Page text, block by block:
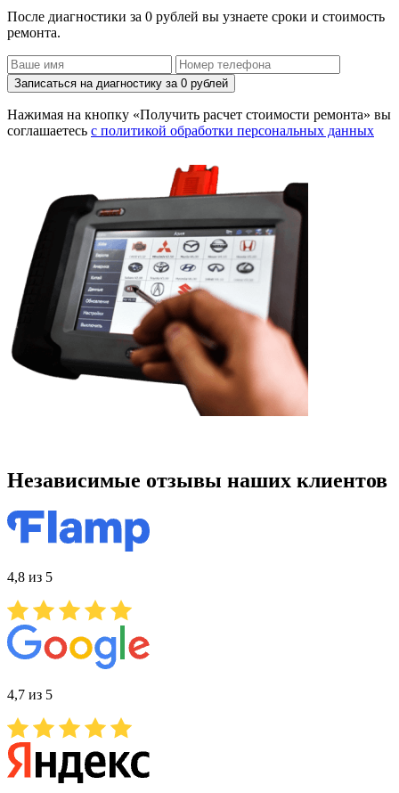
После диагностики за 0 рублей вы узнаете сроки и стоимость
ремонта.
Записаться на диагностику за 0 рублей
Нажимая на кнопку «Получить расчет стоимости ремонта» вы
соглашаетесь с политикой обработки персональных данных
Независимые отзывы наших клиентов
4,8 из 5
4,7 из 5